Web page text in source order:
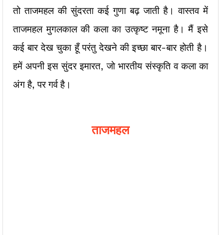
तो ताजमहल की सुंदरता कई गुणा बढ़ जाती है। वास्तव में
ताजमहल मुगलकाल की कला का उत्कृष्ट नमूना है। मैं इसे
कई बार देख चुका हूँ परंतु देखने की इच्छा बार-बार होती है।
हमें अपनी इस सुंदर इमारत, जो भारतीय संस्कृति व कला का
अंग है, पर गर्व है।
ताजमहल